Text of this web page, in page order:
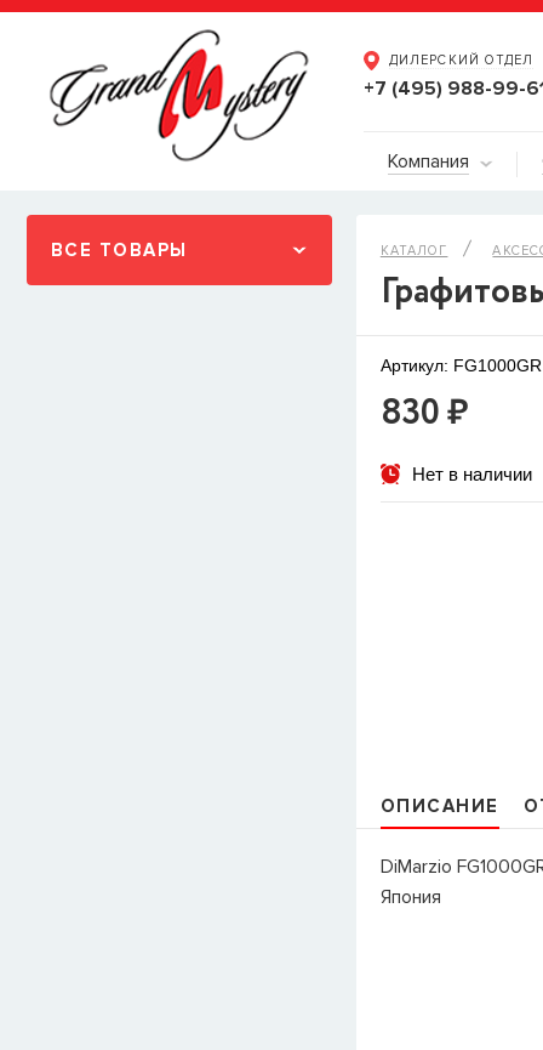
ДИЛЕРСКИЙ ОТДЕЛ
+7 (495) 988-99-
Компания
ВСЕ ТОВАРЫ КАТАЛОГ
Артикул: FG1000GR
830 ₽
Нет в наличии
ОПИСАНИЕ
DiMarzio
Япония